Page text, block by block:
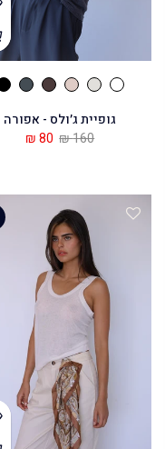
גופיית ג׳ולס - אפורה
160 ₪
80 ₪